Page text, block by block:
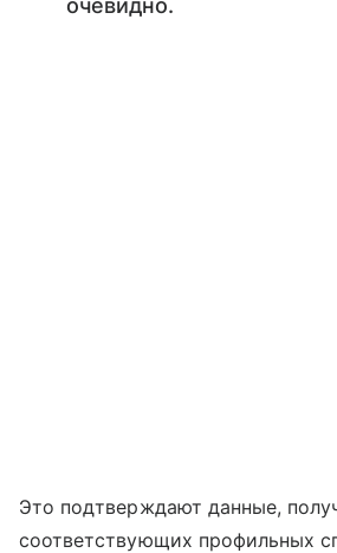
очевидно.
Это подтверждают данные,
соответствующих профильных